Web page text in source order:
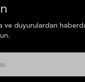
ve duyurulardan